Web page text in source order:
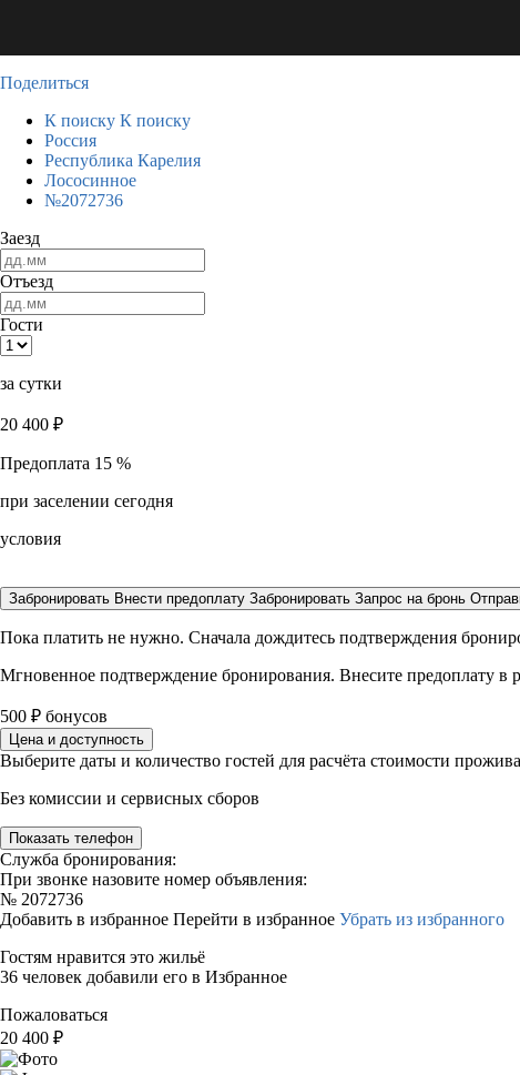
Поделиться
К поиску К поиску
Россия
Республика Карелия
Лососинное
№2072736
Заезд
Отъезд
Гости
за сутки
20 400 ₽
Предоплата 15 %
при заселении сегодня
условия
Забронировать Внести предоплату Забронировать Запрос на бронь
Пока платить не нужно. Сначала дождитесь подтверждения
Мгновенное подтверждение бронирования. Внесите предоплату в
500 ₽ бонусов
Цена и доступность
Выберите даты и количество гостей для расчёта стоимости
Без комиссии и сервисных сборов
Показать телефон
Служба бронирования:
При звонке назовите номер объявления:
№ 2072736
Добавить в избранное Перейти в избранное Убрать из избранного
Гостям нравится это жильё
36 человек добавили его в Избранное
Пожаловаться
20 400 ₽